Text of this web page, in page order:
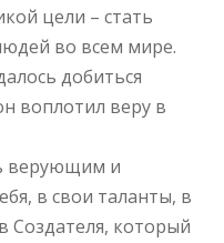
цели – стать
во всем мире.
добиться
воплотил веру в
верующим и
в свои таланты, в
Создателя, который